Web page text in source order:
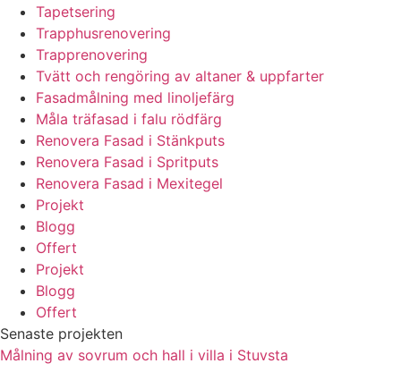
Tapetsering
Trapphusrenovering
Trapprenovering
Tvätt och rengöring av altaner & uppfarter
Fasadmålning med linoljefärg
Måla träfasad i falu rödfärg
Renovera Fasad i Stänkputs
Renovera Fasad i Spritputs
Renovera Fasad i Mexitegel
Projekt
Blogg
Offert
Projekt
Blogg
Offert
Senaste projekten
Målning av sovrum och hall i villa i Stuvsta